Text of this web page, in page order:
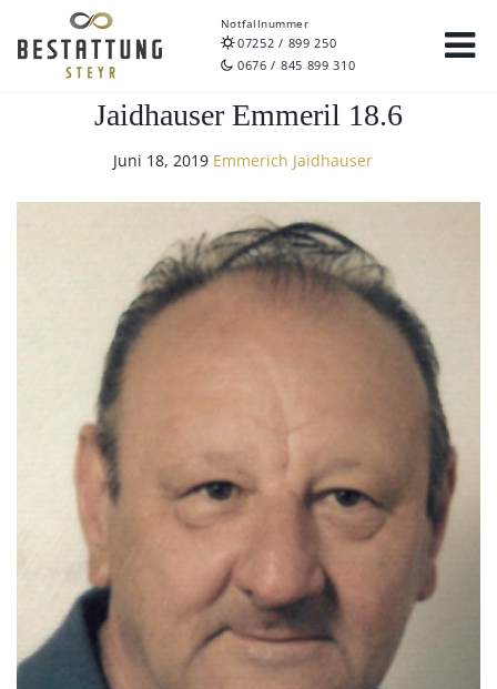
Notfallnummer
07252 / 899 250
0676 / 845 899 310
Jaidhauser Emmeril 18.6
Juni 18, 2019 Emmerich Jaidhauser